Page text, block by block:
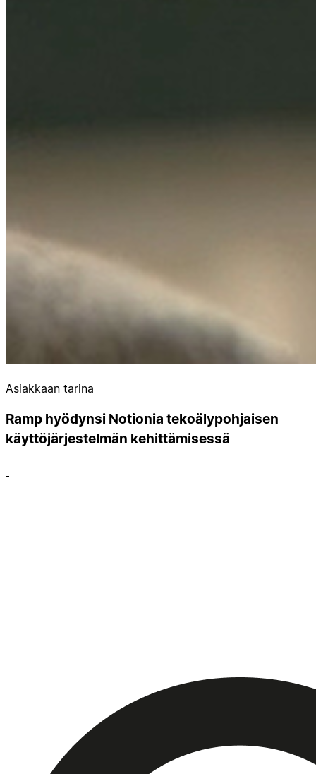
Asiakkaan tarina
Ramp hyödynsi Notionia tekoälypohjaisen
käyttöjärjestelmän kehittämisessä